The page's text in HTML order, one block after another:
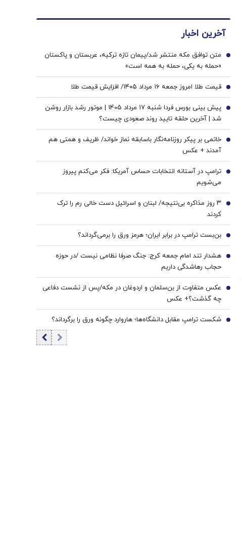
آخرین اخبار
متن توافق مکه منتشر شد/پیمان تازه ترکیه، عربستان و پاکستان
«حمله به یکی، حمله به همه است»
1
قیمت طلا امروز جمعه ۱۶ مرداد ۱۴۰۵/ افزایش قیمت طلا 2
پیش بینی بورس فردا شنبه 17 مرداد 1405 | موتور رشد بازار روشن
شد | آخرین حلقه تایید روند صعودی چیست؟
3
خاتمی بر پیکر روزنامه‌نگار باسابقه نماز خواند/ ظریف و همتی هم
آمدند + عکس
4
ترامپ در آستانه انتخابات حساس آمریکا: فکر می‌کنم پیروز
می‌شویم
5
۳ روز مذاکره بی‌نتیجه/ لبنان و اسرائیل دست خالی رم را ترک
کردند
6
بن‌بست ترامپ در برابر ایران؛ هرمز ورق را برمی‌گرداند؟ 7
هشدار تند امام جمعه کرج: جنگ صرفا نظامی نیست /در حوزه
حجاب رهاشدگی داریم
8
عکس متفاوت از بن‌سلمان و اردوغان در مکه/پس از نشست دفاعی
چه گذشت؟+ عکس
9
شکست ترامپ مقابل دانشگاه‌ها؛ هاروارد چگونه ورق را برگرداند؟ 10